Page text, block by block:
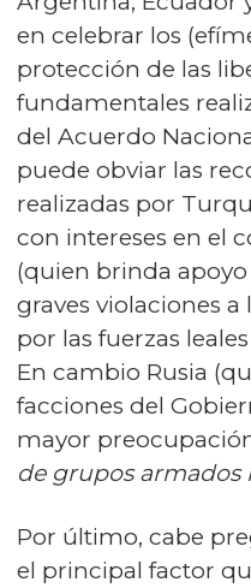
en celebrar los
protección de las
fundamentales
del Acuerdo
puede obviar las
realizadas por
con intereses en el
(quien brinda
graves violaciones
por las fuerzas
En cambio Rusia
facciones del
mayor
de grupos armados
Por último, cabe
el principal factor